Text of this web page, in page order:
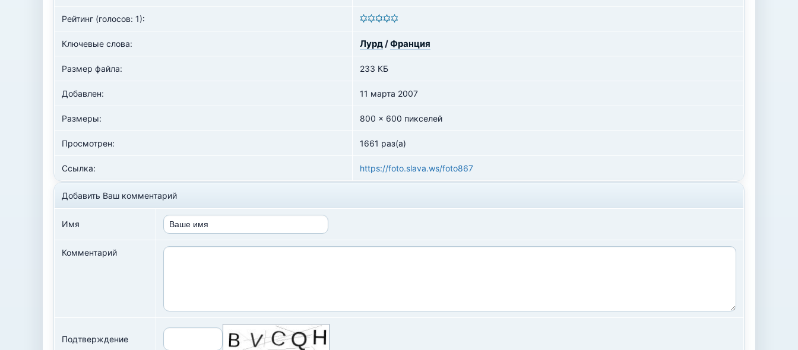
Рейтинг (голосов: 1):
Ключевые слова: Лурд/Франция
Размер файла: 233 КБ
Добавлен: 11 марта 2007
Размеры: 800 x 600 пикселей
Просмотрен: 1661 раз(а)
Ссылка: https://foto.slava.ws/foto867
Добавить Ваш комментарий
Имя
Комментарий
Подтверждение